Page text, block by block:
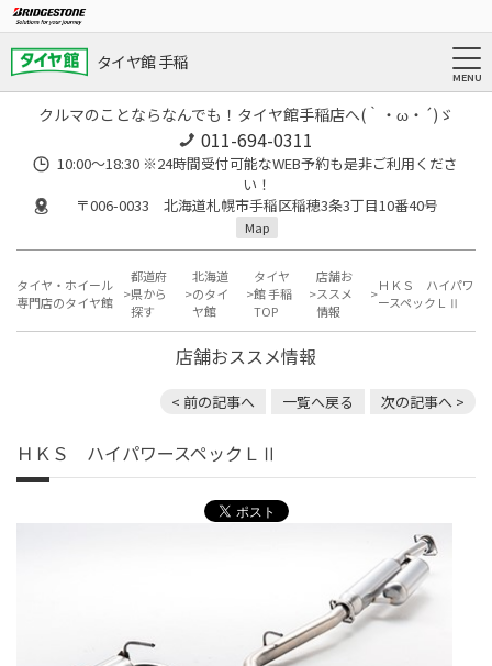
タイヤ館 手稲
クルマのことならなんでも！タイヤ館手稲店へ(｀・ω・´)ゞ
011-694-0311
10:00～18:30 ※24時間受付可能なWEB予約も是非ご利用くださ
い！
〒006-0033 北海道札幌市手稲区稲穂3条3丁目10番40号
Map
タイヤ・ホイール
専門店のタイヤ館
都道府
県から
探す
北海道
のタイ
ヤ館
タイヤ
館 手稲
TOP
店舗お
ススメ
情報
ＨＫＳ ハイパワ
ースペックＬⅡ
店舗おススメ情報
< 前の記事へ 一覧へ戻る 次の記事へ >
ＨＫＳ ハイパワースペックＬⅡ